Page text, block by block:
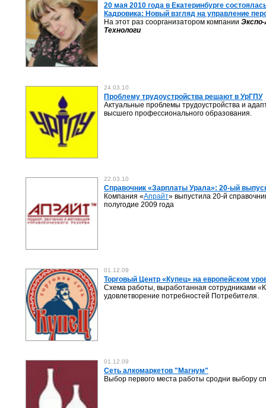
20 мая 2010 года в Екатеринбурге
Кадровика: Новый взгляд на управление
На этот раз соорганизатором компании
Технологи
24.03.10
Проблему трудоустройства решают в УрГПУ
Актуальные проблемы трудоустройства и
высшего профессионального образования.
22.03.10
Cправочник «Зарплаты Урала»: 20-ый
Компания «Апрайт» выпустила 20-й
полугодие 2009 года
01.12.09
Торговый Центр «Купец» на европейском
Схема работы, выработанная сотрудниками
удовлетворение потребностей Потребителя.
01.12.09
Сеть алкомаркетов "Магнум"
Выбор первого места работы сродни выбору